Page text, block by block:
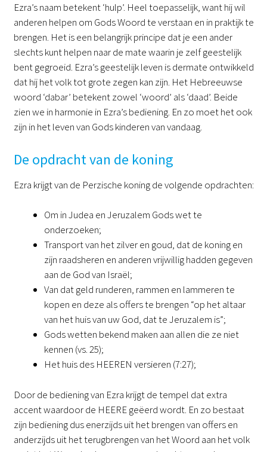
Ezra’s naam betekent ‘hulp’. Heel toepasselijk, want hij wil
anderen helpen om Gods Woord te verstaan en in praktijk te
brengen. Het is een belangrijk principe dat je een ander
slechts kunt helpen naar de mate waarin je zelf geestelijk
bent gegroeid. Ezra’s geestelijk leven is dermate ontwikkeld
dat hij het volk tot grote zegen kan zijn. Het Hebreeuwse
woord ‘dabar’ betekent zowel ‘woord’ als ‘daad’. Beide
zien we in harmonie in Ezra’s bediening. En zo moet het ook
zijn in het leven van Gods kinderen van vandaag.
De opdracht van de koning
Ezra krijgt van de Perzische koning de volgende opdrachten:
Om in Judea en Jeruzalem Gods wet te
onderzoeken;
Transport van het zilver en goud, dat de koning en
zijn raadsheren en anderen vrijwillig hadden gegeven
aan de God van Israël;
Van dat geld runderen, rammen en lammeren te
kopen en deze als offers te brengen “op het altaar
van het huis van uw God, dat te Jeruzalem is”;
Gods wetten bekend maken aan allen die ze niet
kennen (vs. 25);
Het huis des HEEREN versieren (7:27);
Door de bediening van Ezra krijgt de tempel dat extra
accent waardoor de HEERE geëerd wordt. En zo bestaat
zijn bediening dus enerzijds uit het brengen van offers en
anderzijds uit het terugbrengen van het Woord aan het volk